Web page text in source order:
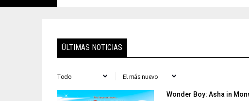
ÚLTIMAS NOTICIAS
Wonder Boy: Asha in